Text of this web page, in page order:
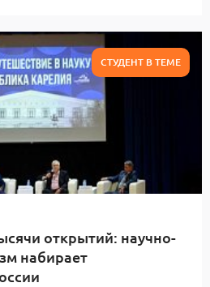
СТУДЕНТ В ТЕМЕ
открытий: научно-
набирает